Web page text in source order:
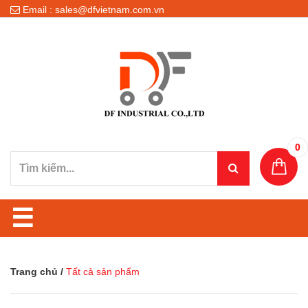
Email : sales@dfvietnam.com.vn
0
☰
Trang chủ / Tất cả sản phẩm